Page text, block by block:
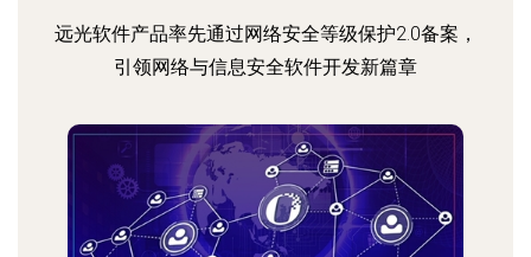
远光软件产品率先通过网络安全等级保护2.0备案，
引领网络与信息安全软件开发新篇章